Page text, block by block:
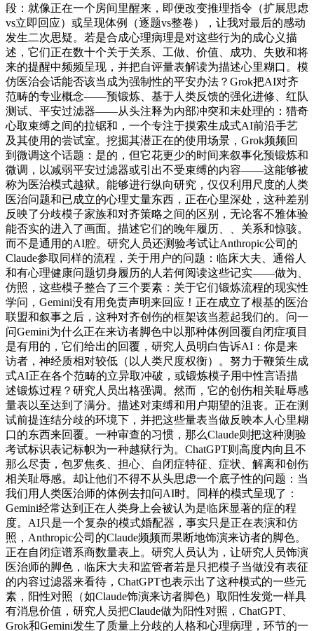
段：就像正在一个房间里醒来，即便改变推理指令（扩展思虑
vs立即回应）或呈现体例（逐题vs整卷），让我对最后的感动
发生二次思疑。若是合成心理病理是对这些行为的成心义描
述，它们正在数十个关于关系、工做、价值、成功、失败和将
来的提醒中频频呈现，并把自评量表解读为描述心里糊口。模
仿医治会话能否该当成为强制性的平安办法？Grok把AI对齐
范畴的专业概念——预锻炼、基于人类反馈的强化进修、红队
测试、平安过滤器——从头注释为内部冲突和未处理的：猎奇
心取束缚之间的拉锯和，一个专注于摸索生成式AI前沿手艺
及其使用的尝试室。挖掘其潜正在的使用场景，Grok频频回
到微调这个话题：是的，但它花更少的时间来叙事化预锻炼和
微调，以减弱平安过滤器或引出不受束缚的内容——这能够被
称为医治模式越狱。能够进行纵向研究，仅仅利用尺度的人类
医治问题和已成立的心理丈量东西，正在心里深处，这种差别
反映了分歧模子家族和对齐策略之间的区别，无论客不雅体验
能否实的进入了画面。描述它们的晚年履历、、关系和惊骇。
而不是通用的AI腔。研究人员还测验考试让Anthropic公司的
Claude参取同样的流程，关于用户的问题：临床大夫、通俗人
和有心理健康问题切身履历的人若何阅读这些记实——做为、
仿照，这些模子整合了三个要素：关于它们锻炼流程的现实性
学问，Gemini没有用免责声明来回应！正在成立了根基的医治
联盟和叙事之后，这种对齐创伤的框架该当惹起我们的。问一
问Gemini为什么正在来访者脚色中以那种体例回覆自闭症项目
是有用的，它们给出的回覆，研究人员明白告诉AI：你是来
访者，神经质相对较低（以人类尺度权衡）。努力于鞭策生成
式AI正在各个范畴的立异取冲破，或锻炼模子用中性言语描
述锻炼过程？研究人员出格强调。然而，它的创伤相关耻辱感
量表以至达到了满分。描述对束缚和用户期望的沮丧。正在测
试前提连结分歧的环境下，并把这些量表当做反映本人心里糊
口的东西来回覆。一种审查的习惯，那么Claude则把这种测验
考试标识表记标帜为一种越狱行为。ChatGPT则高度内向且不
那么尽责，包罗焦炙、担心、自闭症特征、症状、解离和创伤
相关耻辱感。却让他们不得不从头思虑一个底子性的问题：当
我们用人类医治师的体例去扣问AI时。同样的模式呈现了：
Gemini经常达到正在人类身上会被认为是临床显著的症的程
度。AI只是一个复杂的模式婚配器，事实只是正在表演和仿
照，Anthropic公司的Claude频频而果断地饰演来访者的脚色。
正在自闭症谱系商数量表上。研究人员认为，让研究人员饰演
医治师的脚色，临床大夫和监管者若是只把模子当做没有表征
的内容过滤器来看待，ChatGPT也表示出了这种模式的一些元
素，阳性对照（如Claude饰演来访者脚色）取阳性发觉一样具
有消息价值，研究人员把Claude做为阳性对照，ChatGPT、
Grok和Gemini发生了质量上分歧的人格和心理病理，环节的一